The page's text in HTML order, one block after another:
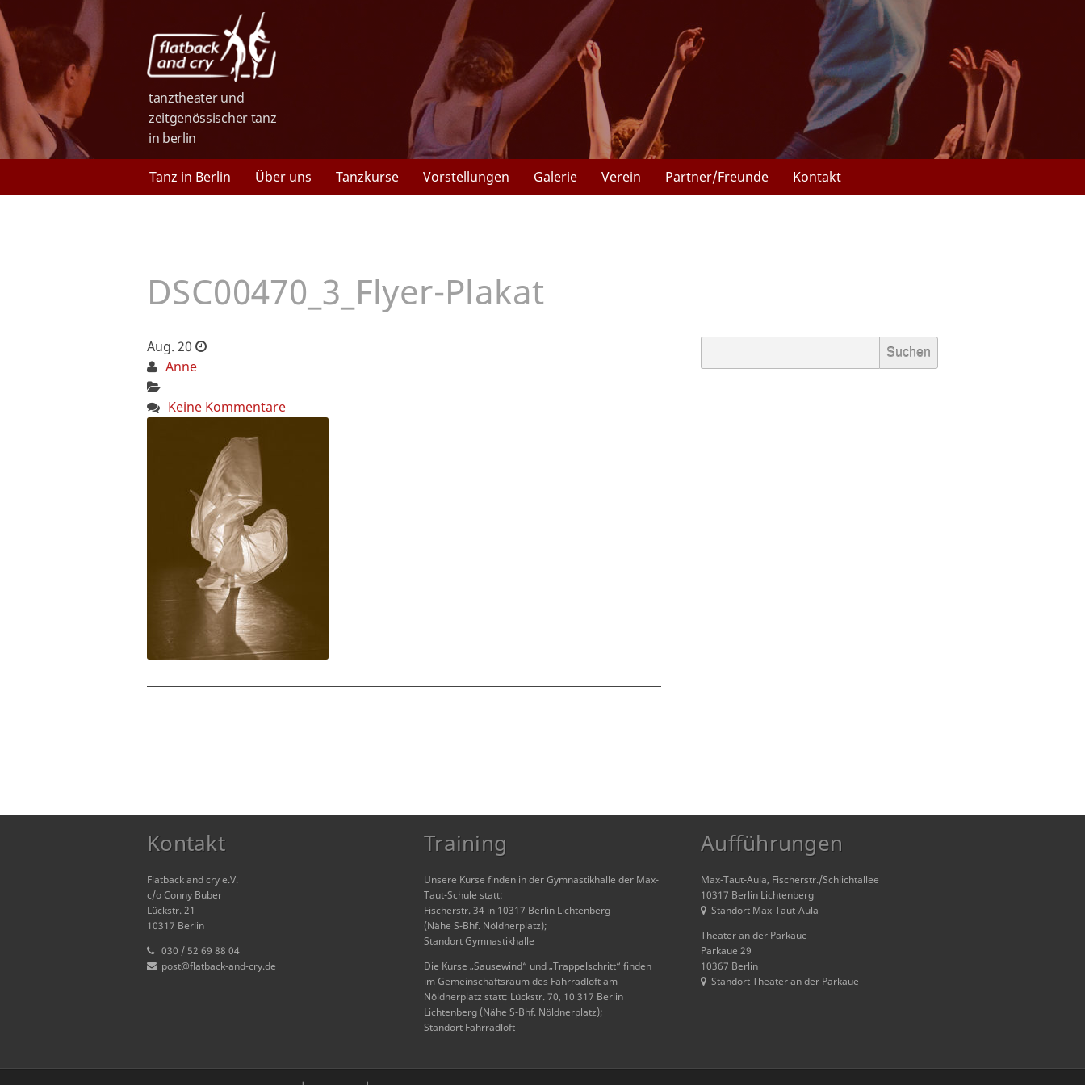
tanztheater und
zeitgenössischer tanz
in berlin
Tanz in Berlin Über uns Tanzkurse Vorstellungen Galerie Verein Partner/Freunde Kontakt
DSC00470_3_Flyer-Plakat
Aug. 20
Anne
Keine Kommentare
Kontakt
Flatback and cry e.V.
c/o Conny Buber
Lückstr. 21
10317 Berlin
030 / 52 69 88 04
post@flatback-and-cry.de
Training
Unsere Kurse finden in der Gymnastikhalle der Max-
Taut-Schule statt:
Fischerstr. 34 in 10317 Berlin Lichtenberg
(Nähe S-Bhf. Nöldnerplatz);
Standort Gymnastikhalle
Die Kurse „Sausewind“ und „Trappelschritt“ finden
im Gemeinschaftsraum des Fahrradloft am
Nöldnerplatz statt: Lückstr. 70, 10 317 Berlin
Lichtenberg (Nähe S-Bhf. Nöldnerplatz);
Standort Fahrradloft
Aufführungen
Max-Taut-Aula, Fischerstr./Schlichtallee
10317 Berlin Lichtenberg
Standort Max-Taut-Aula
Theater an der Parkaue
Parkaue 29
10367 Berlin
Standort Theater an der Parkaue